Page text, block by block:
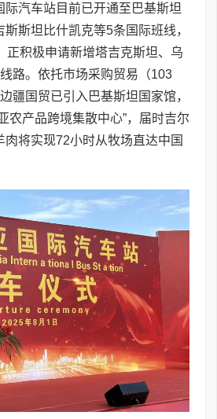
际汽车站目前已开通至巴基斯坦
斯坦比什凯克等5条国际班线，
正积极申请新增塔吉克斯坦、乌
路。依托市场采购贸易（103
疆国贸已引入巴基斯坦国家馆，
农产品跨境集散中心”，届时吉尔
肉将实现72小时从牧场直达中国